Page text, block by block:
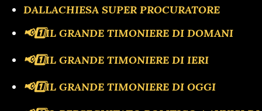
DALLACHIESA SUPER PROCURATORE
📢1️⃣IL GRANDE TIMONIERE DI DOMANI
📢1️⃣IL GRANDE TIMONIERE DI IERI
📢1️⃣IL GRANDE TIMONIERE DI OGGI